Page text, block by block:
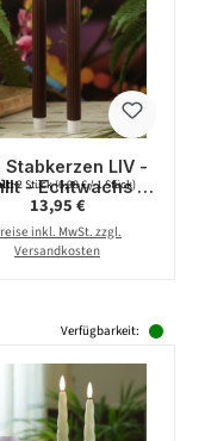
Stabkerzen LIV -
- Echtwachs -
- H: 25cm -
- braun - 2er
Set
2 Stück(6,98 € / 1 Stück)
Regulärer Preis:
13,95 €
inkl. MwSt. zzgl.
Versandkosten
Verfügbarkeit: